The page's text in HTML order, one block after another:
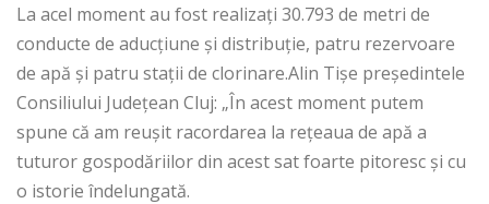
La acel moment au fost realizați 30.793 de metri de
conducte de aducțiune și distribuție, patru rezervoare
de apă și patru stații de clorinare.Alin Tișe președintele
Consiliului Județean Cluj: „În acest moment putem
spune că am reușit racordarea la rețeaua de apă a
tuturor gospodăriilor din acest sat foarte pitoresc și cu
o istorie îndelungată.